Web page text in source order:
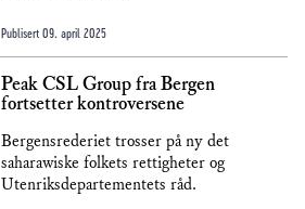
Publisert 09. april 2025
Peak CSL Group fra Bergen
fortsetter kontroversene
Bergensrederiet trosser på ny det
saharawiske folkets rettigheter og
Utenriksdepartementets råd.